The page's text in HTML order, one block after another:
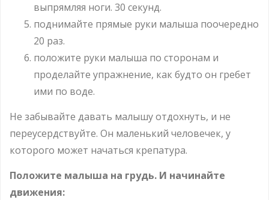
выпрямляя ноги. 30 секунд.
поднимайте прямые руки малыша поочередно
20 раз.
положите руки малыша по сторонам и
проделайте упражнение, как будто он гребет
ими по воде.
Не забывайте давать малышу отдохнуть, и не
переусердствуйте. Он маленький человечек, у
которого может начаться крепатура.
Положите малыша на грудь. И начинайте
движения: